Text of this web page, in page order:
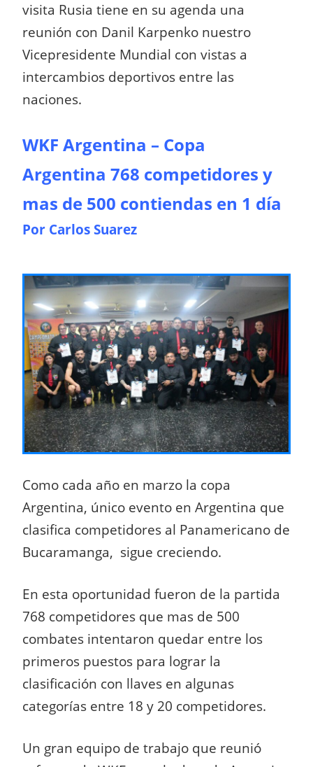
visita Rusia tiene en su agenda una
reunión con Danil Karpenko nuestro
Vicepresidente Mundial con vistas a
intercambios deportivos entre las
naciones.
WKF Argentina – Copa
Argentina 768 competidores y
mas de 500 contiendas en 1 día
Por Carlos Suarez
Como cada año en marzo la copa
Argentina, único evento en Argentina que
clasifica competidores al Panamericano de
Bucaramanga, sigue creciendo.
En esta oportunidad fueron de la partida
768 competidores que mas de 500
combates intentaron quedar entre los
primeros puestos para lograr la
clasificación con llaves en algunas
categorías entre 18 y 20 competidores.
Un gran equipo de trabajo que reunió